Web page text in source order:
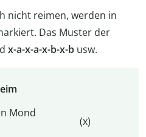
nicht reimen, werden in
Das Muster der
x-a-x-a-x-b-x-b usw.
Mond
(x)